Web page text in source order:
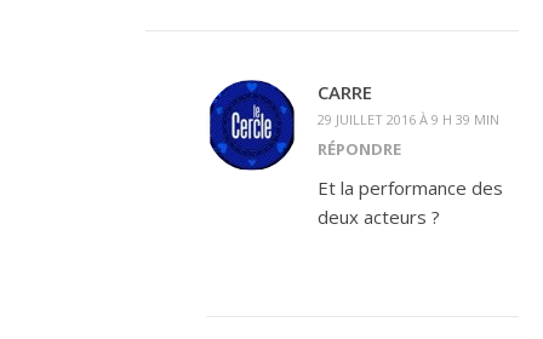
CARRE
29 JUILLET 2016 À 9 H 39 MIN
RÉPONDRE
Et la performance des
deux acteurs ?